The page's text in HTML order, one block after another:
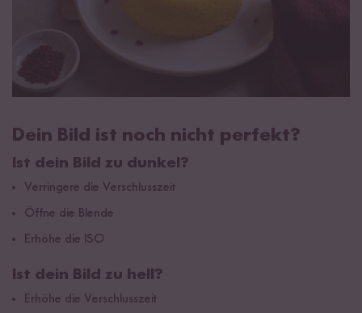
Dein Bild ist noch nicht perfekt?
Ist dein Bild zu dunkel?
Verringere die Verschlusszeit
Öffne die Blende
Erhöhe die ISO
Ist dein Bild zu hell?
Erhöhe die Verschlusszeit